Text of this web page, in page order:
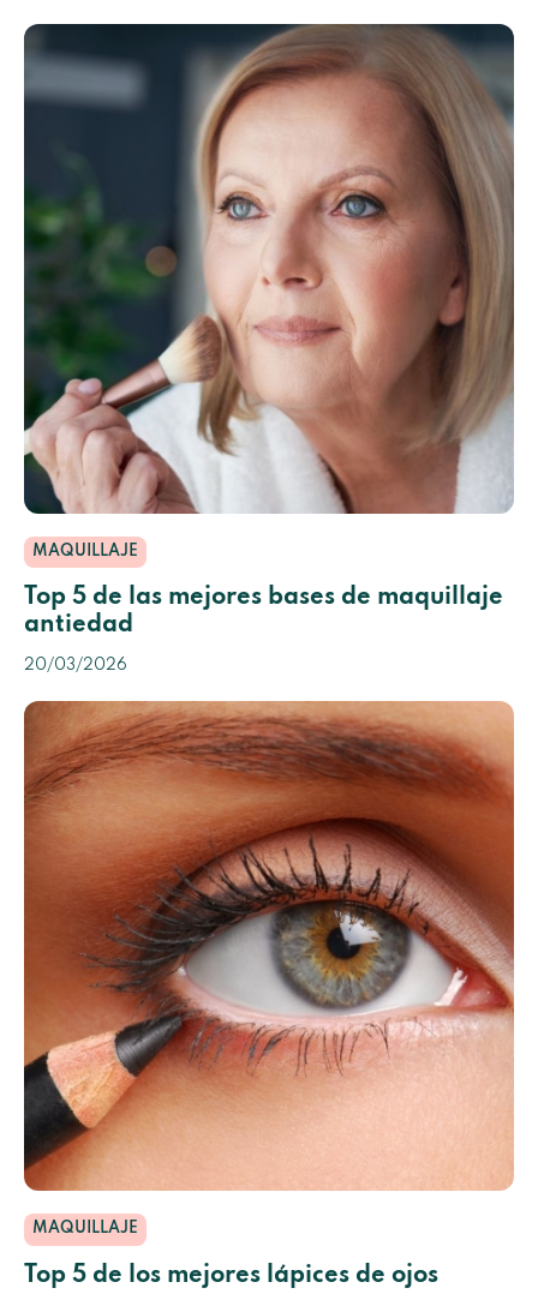
MAQUILLAJE
Top 5 de las mejores bases de maquillaje
antiedad
20/03/2026
MAQUILLAJE
Top 5 de los mejores lápices de ojos